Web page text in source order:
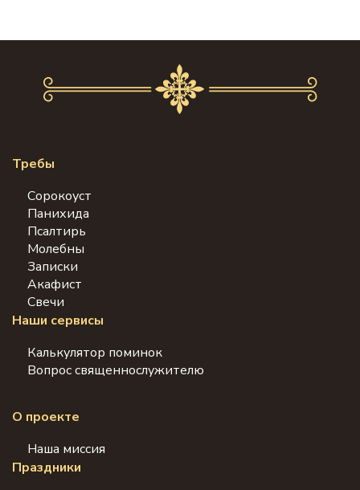
Требы
Сорокоуст
Панихида
Псалтирь
Молебны
Записки
Акафист
Свечи
Наши сервисы
Калькулятор поминок
Вопрос священнослужителю
О проекте
Наша миссия
Праздники